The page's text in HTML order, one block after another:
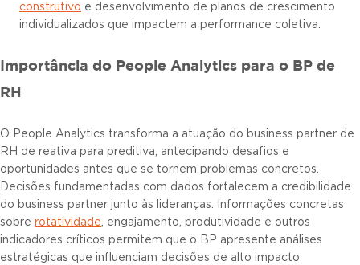
construtivo e desenvolvimento de planos de crescimento
individualizados que impactem a performance coletiva.
Importância do People Analytics para o BP de
RH
O People Analytics transforma a atuação do business partner de
RH de reativa para preditiva, antecipando desafios e
oportunidades antes que se tornem problemas concretos.
Decisões fundamentadas com dados fortalecem a credibilidade
do business partner junto às lideranças. Informações concretas
sobre rotatividade, engajamento, produtividade e outros
indicadores críticos permitem que o BP apresente análises
estratégicas que influenciam decisões de alto impacto